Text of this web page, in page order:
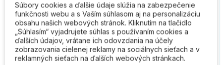
Súbory cookies a ďalšie údaje slúžia na zabezpečenie
funkčnosti webu a s Vaším súhlasom aj na personalizáciu
obsahu našich webových stránok. Kliknutím na tlačidlo
„Súhlasím“ vyjadrujete súhlas s používaním cookies a
ďalších údajov, vrátane ich odovzdania na účely
zobrazovania cielenej reklamy na sociálnych sieťach a v
reklamných sieťach na ďalších webových stránkach.